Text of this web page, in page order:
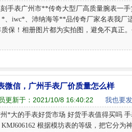
手表广州市**传奇大型厂高质量腕表一
*、iwc*、沛纳海等**品传奇厂家名表我厂
质保！相册图片都为实拍图，避免不真正
微信，广州手表厂价质量怎么样
更新于： 2021/10/8 16:40:22 我也要
*大的手表好货市场 好货手表值得买吗
KMJ606162 根据模坊表的等级，把它分